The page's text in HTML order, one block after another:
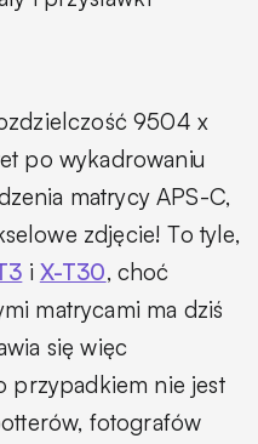
9504 x
po wykadrowaniu
matrycy APS-C,
zdjęcie!To tyle,
i X-T30, choć
matrycami ma dziś
się więc
przypadkiem nie jest
fotografów